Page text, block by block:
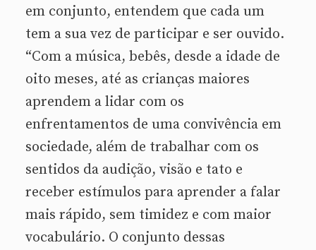
em conjunto, entendem que cada um
tem a sua vez de participar e ser ouvido.
“Com a música, bebês, desde a idade de
oito meses, até as crianças maiores
aprendem a lidar com os
enfrentamentos de uma convivência em
sociedade, além de trabalhar com os
sentidos da audição, visão e tato e
receber estímulos para aprender a falar
mais rápido, sem timidez e com maior
vocabulário. O conjunto dessas